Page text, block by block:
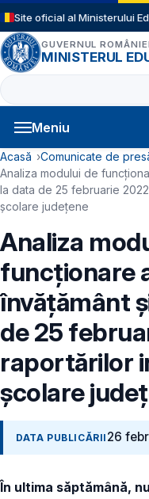
Sari la conținutul principal
Site oficial al Ministerului
GUVERNUL ROMÂNIEI
MINISTERUL
Caută
Meniu
Navigație
Cale de navigare
Acasă
Comunicate de
Analiza modului de
la data de 25 februarie
școlare județene
Analiza
funcționare
învățământ
de 25
raportărilor
școlare
DATA PUBLICĂRII 26
În ultima săptămână,